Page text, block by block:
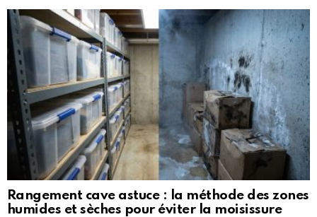
Rangement cave astuce : la méthode des zones
humides et sèches pour éviter la moisissure